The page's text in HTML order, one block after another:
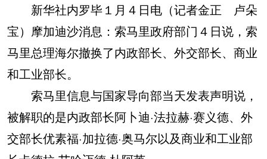
新华社内罗毕１月４日电（记者金正 卢朵
宝）摩加迪沙消息：索马里政府部门４日说，索
马里总理海尔撤换了内政部长、外交部长、商业
和工业部长。
索马里信息与国家导向部当天发表声明说，
被解职的是内政部长阿卜迪·法拉赫·赛义德、外
交部长优素福·加拉德·奥马尔以及商业和工业部